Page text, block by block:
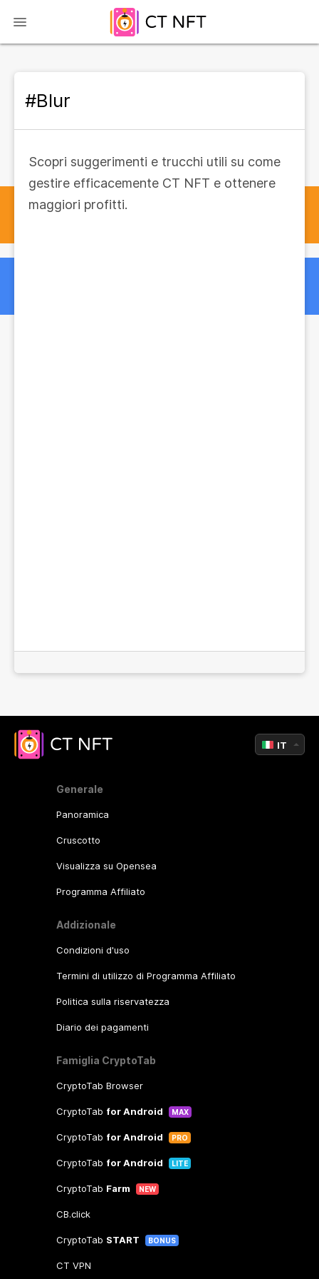
#Blur
Scopri suggerimenti e trucchi utili su come
gestire efficacemente CT NFT e ottenere
maggiori profitti.
Generale
Panoramica
Cruscotto
Visualizza su Opensea
Programma Affiliato
Addizionale
Condizioni d'uso
Termini di utilizzo di Programma Affiliato
Politica sulla riservatezza
Diario dei pagamenti
Famiglia CryptoTab
CryptoTab Browser
CryptoTab for Android MAX
CryptoTab for Android PRO
CryptoTab for Android LITE
CryptoTab Farm NEW
CB.click
CryptoTab START BONUS
CT VPN
IT